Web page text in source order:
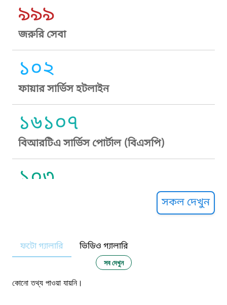
৯৯৯
জরুরি সেবা
১০২
ফায়ার সার্ভিস হটলাইন
১৬১০৭
বিআরটিএ সার্ভিস পোর্টাল (বিএসপি)
১০৩
নারী ও শিশু নির্যাতন প্রতিরোধ
১০৬
সকল দেখুন
ফটো গ্যালারি ভিডিও গ্যালারি
সব দেখুন
কোনো তথ্য পাওয়া যায়নি।